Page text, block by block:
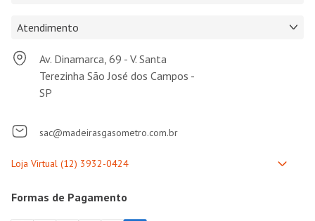
Atendimento
Av. Dinamarca, 69 - V. Santa
Terezinha São José dos Campos -
SP
sac@madeirasgasometro.com.br
Formas de Pagamento